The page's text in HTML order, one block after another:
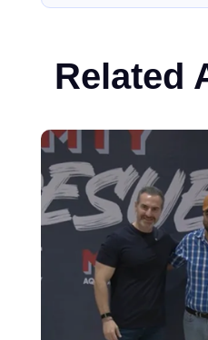
Related